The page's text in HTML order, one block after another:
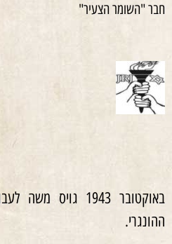
חבר "השומר הצעיר"
באוקטובר 1943
ההונגרי.